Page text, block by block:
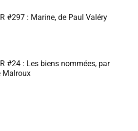
#297 : Marine, de Paul Valéry
#24 : Les biens nommées, par
Malroux